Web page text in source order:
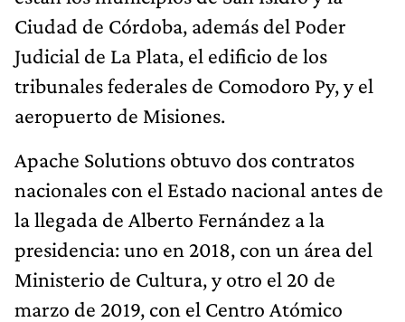
Ciudad de Córdoba, además del Poder
Judicial de La Plata, el edificio de los
tribunales federales de Comodoro Py, y el
aeropuerto de Misiones.
Apache Solutions obtuvo dos contratos
nacionales con el Estado nacional antes de
la llegada de Alberto Fernández a la
presidencia: uno en 2018, con un área del
Ministerio de Cultura, y otro el 20 de
marzo de 2019, con el Centro Atómico